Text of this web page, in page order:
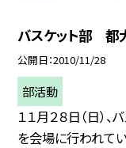
バスケット部 都
公開日 2010/11/28
部活動
１１月２８日（日）
を会場に行われて